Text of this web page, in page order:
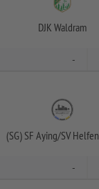
DJK Waldram
-
(SG) SF Aying/SV
-